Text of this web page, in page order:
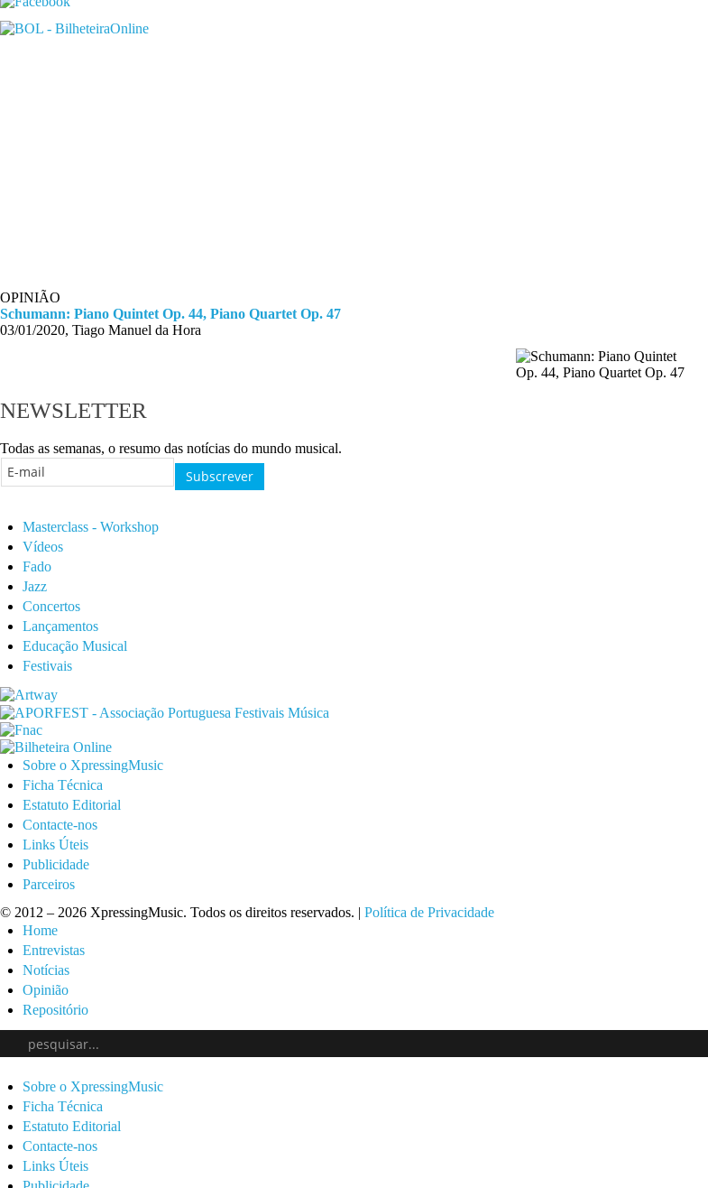
OPINIÃO
Schumann: Piano Quintet Op. 44, Piano Quartet Op. 47
03/01/2020, Tiago Manuel da Hora
NEWSLETTER
Todas as semanas, o resumo das notícias do mundo musical.
Masterclass - Workshop
Vídeos
Fado
Jazz
Concertos
Lançamentos
Educação Musical
Festivais
Sobre o XpressingMusic
Ficha Técnica
Estatuto Editorial
Contacte-nos
Links Úteis
Publicidade
Parceiros
© 2012 – 2026 XpressingMusic. Todos os direitos reservados. | Política de Privacidade
Home
Entrevistas
Notícias
Opinião
Repositório
Sobre o XpressingMusic
Ficha Técnica
Estatuto Editorial
Contacte-nos
Links Úteis